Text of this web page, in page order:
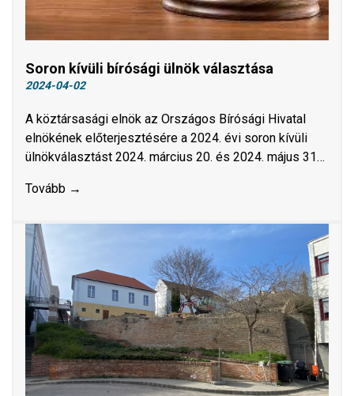
Soron kívüli bírósági ülnök választása
2024-04-02
A köztársasági elnök az Országos Bírósági Hivatal
elnökének előterjesztésére a 2024. évi soron kívüli
ülnökválasztást 2024. március 20. és 2024. május 31…
Tovább →